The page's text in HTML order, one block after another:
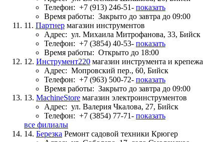
Телефон: +7 (913) 246-51- показать
Время работы: Закрыто до завтра до 09:00
11. Партнер магазин инструментов
Адрес: ул. Михаила Митрофанова, 33, Бийск
Телефон: +7 (3854) 40-53- показать
Время работы: Открыто до 18:00
12. Инструмент220 магазин инструмента и крепежа
Адрес: Мопровский пер., 60, Бийск
Телефон: +7 (963) 500-72- показать
Время работы: Закрыто до завтра до 09:00
13. MachineStore магазин электроинструментов
Адрес: ул. Валерия Чкалова, 27, Бийск
Телефон: +7 (3854) 77-71- показать
все филиалы
14. Березка Ремонт садовой техники Крюгер